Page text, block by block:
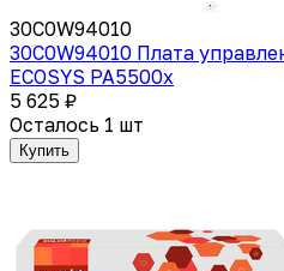
30C0W94010
30C0W94010 Плата
ECOSYS PA5500x
5 625 ₽
Осталось 1 шт
Купить